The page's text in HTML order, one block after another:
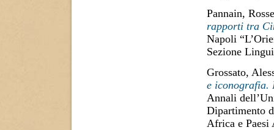
Pannain,
rapporti tra
Napoli
Sezione
Grossato,
e iconografia.
Annali
Dipartimento
Africa e Paesi